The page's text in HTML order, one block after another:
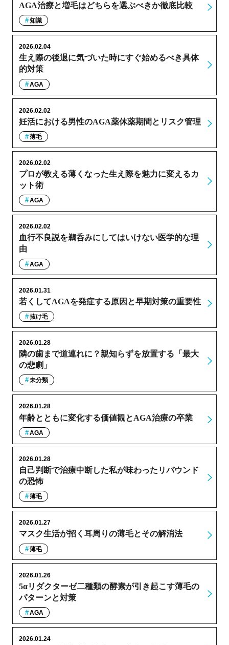
AGA治療と増毛はどちらを選ぶべきか徹底比較
知識
生え際の後退に気づいた時にすぐ始めるべき具体
的対策
2026.02.04
AGA
妊活における男性のAGA薬休薬期間とリスク管理
2026.02.02
薄毛
プロが教える薄くなった生え際を魅力に変えるカ
ット術
2026.02.02
AGA
血行不良説を鵜呑みにしてはいけない医学的な理
由
2026.02.02
AGA
若くしてAGAを発症する原因と早期対策の重要性
2026.01.31
抜け毛
隣の歯まで道連れに？親知らずを放置する「最大
の悲劇」
2026.01.28
未分類
年齢とともに変化する価値観とAGA治療の卒業
2026.01.28
AGA
自己判断で治療中断した私が味わったリバウンド
の恐怖
2026.01.28
薄毛
マスク生活が招く耳周りの薄毛とその解消法
2026.01.27
薄毛
5αリダクターゼ二種類の酵素が引き起こす薄毛の
パターンと対策
2026.01.26
AGA
2026.01.24